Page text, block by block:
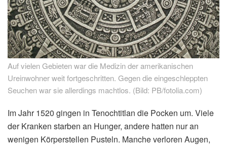
Auf vielen Gebieten war die Medizin der amerikanischen
Ureinwohner weit fortgeschritten. Gegen die eingeschleppten
Seuchen war sie allerdings machtlos. (Bild: PB/fotolia.com)
Im Jahr 1520 gingen in Tenochtitlan die Pocken um. Viele
der Kranken starben an Hunger, andere hatten nur an
wenigen Körperstellen Pusteln. Manche verloren Augen,